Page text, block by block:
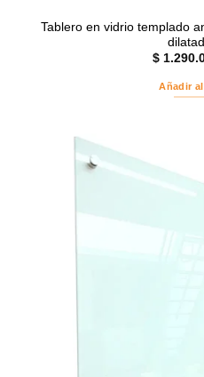
Tablero en vidrio templado
$
Añadir